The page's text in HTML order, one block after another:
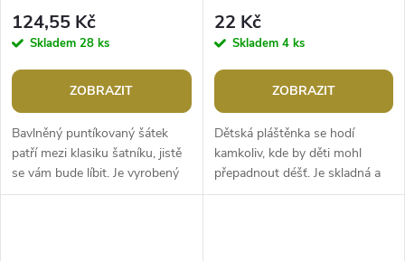
124,55 Kč
Skladem 28 ks
ZOBRAZIT
Bavlněný puntíkovaný šátek
patří mezi klasiku šatníku, jistě
se vám bude líbit. Je vyrobený
ze 100% bavlny skvěle s ním
22 Kč
Skladem 4 ks
ZOBRAZIT
Dětská pláštěnka se hodí
kamkoliv, kde by děti mohl
přepadnout déšť. Je skladná a
lehká, vejde se do každého